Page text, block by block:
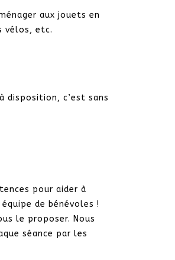
aux jouets en
vélos, etc.
disposition, c’est sans
pour aider à
de bénévoles !
le proposer. Nous
séance par les